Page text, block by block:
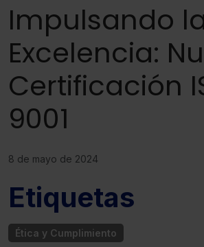
Impulsando
Excelencia:
Certificación
9001
8 de mayo de 2024
Etiquetas
Ética y Cumplimiento